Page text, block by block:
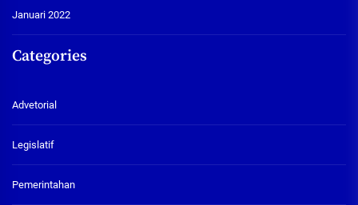
Januari 2022
Categories
Advetorial
Legislatif
Pemerintahan